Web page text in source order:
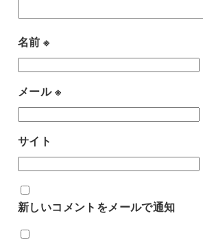
名前※
メール※
サイト
新しいコメントをメールで通知